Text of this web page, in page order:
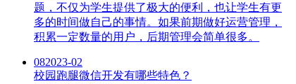
题，不仅为学生提供了极大的便利，也让学生有更
多的时间做自己的事情。如果前期做好运营管理，
积累一定数量的用户，后期管理会简单很多。
082023-02
校园跑腿微信开发有哪些特色？